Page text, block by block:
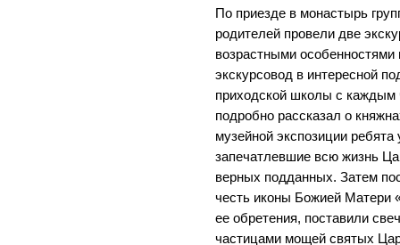
По приезде в монастырь
родителей провели две
возрастными особенностями
экскурсовод в интересной
приходской школы с каждым
подробно рассказал о
музейной экспозиции
запечатлевшие всю жизнь
верных подданных. Затем
честь иконы Божией Матери
ее обретения, поставили
частицами мощей святых